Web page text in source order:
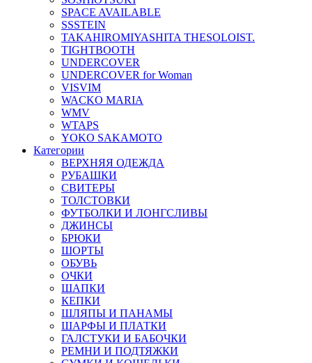
SPACE AVAILABLE
SSSTEIN
TAKAHIROMIYASHITA THESOLOIST.
TIGHTBOOTH
UNDERCOVER
UNDERCOVER for Woman
VISVIM
WACKO MARIA
WMV
WTAPS
YOKO SAKAMOTO
Категории
ВЕРХНЯЯ ОДЕЖДА
РУБАШКИ
СВИТЕРЫ
ТОЛСТОВКИ
ФУТБОЛКИ И ЛОНГСЛИВЫ
ДЖИНСЫ
БРЮКИ
ШОРТЫ
ОБУВЬ
ОЧКИ
ШАПКИ
КЕПКИ
ШЛЯПЫ И ПАНАМЫ
ШАРФЫ И ПЛАТКИ
ГАЛСТУКИ И БАБОЧКИ
РЕМНИ И ПОДТЯЖКИ